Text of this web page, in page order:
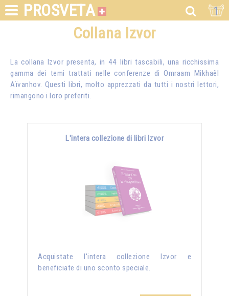
PROSVETA 1
Collana Izvor
La collana Izvor presenta, in 44 libri tascabili, una ricchissima
gamma dei temi trattati nelle conferenze diOmraam Mikhaël
Aïvanhov. Questi libri, molto apprezzati da tutti i nostri lettori,
rimangono i loro preferiti.
L'intera collezione di libri Izvor
Acquistate l'intera collezione Izvor e
beneficiate di uno sconto speciale.